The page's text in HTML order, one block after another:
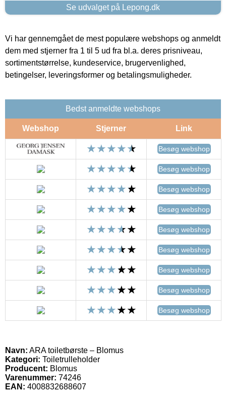
Se udvalget på Lepong.dk
Vi har gennemgået de mest populære webshops og anmeldt
dem med stjerner fra 1 til 5 ud fra bl.a. deres prisniveau,
sortimentstørrelse, kundeservice, brugervenlighed,
betingelser, leveringsformer og betalingsmuligheder.
Bedst anmeldte webshops
Webshop Stjerner Link
Besøg webshop
Besøg webshop
Besøg webshop
Besøg webshop
Besøg webshop
Besøg webshop
Besøg webshop
Besøg webshop
Besøg webshop
Navn: ARA toiletbørste – Blomus
Kategori: Toiletrulleholder
Producent: Blomus
Varenummer: 74246
EAN: 4008832688607